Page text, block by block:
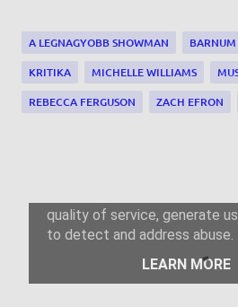
A LEGNAGYOBB SHOWMAN BARNUM
KRITIKA
MICHELLE WILLIAMS
REBECCA FERGUSON
ZACH EFRON
g